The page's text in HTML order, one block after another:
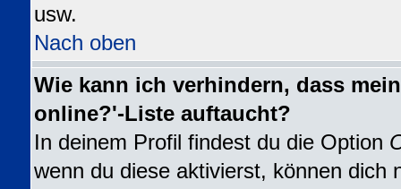
usw.
Nach oben
Wie kann ich verhindern, dass
online?'-Liste auftaucht?
In deinem Profil findest du die Option
wenn du diese aktivierst, können dich